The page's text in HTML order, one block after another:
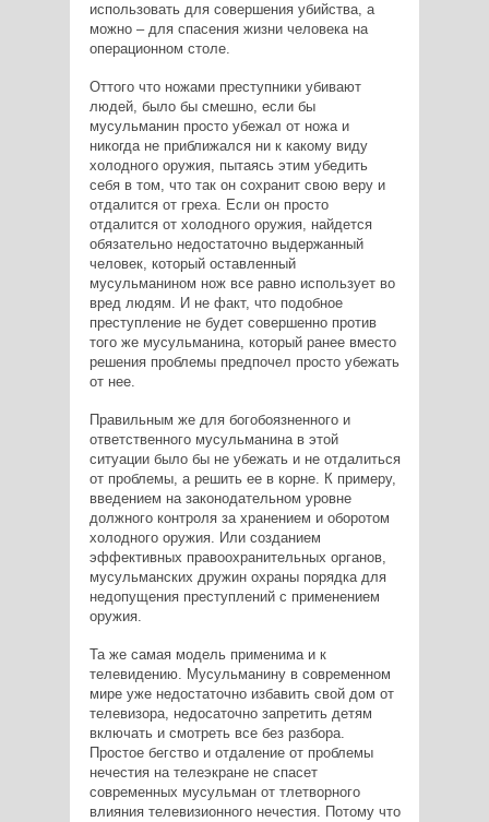
использовать для совершения убийства, а
можно – для спасения жизни человека на
операционном столе.
Оттого что ножами преступники убивают
людей, было бы смешно, если бы
мусульманин просто убежал от ножа и
никогда не приближался ни к какому виду
холодного оружия, пытаясь этим убедить
себя в том, что так он сохранит свою веру и
отдалится от греха. Если он просто
отдалится от холодного оружия, найдется
обязательно недостаточно выдержанный
человек, который оставленный
мусульманином нож все равно использует во
вред людям. И не факт, что подобное
преступление не будет совершенно против
того же мусульманина, который ранее вместо
решения проблемы предпочел просто убежать
от нее.
Правильным же для богобоязненного и
ответственного мусульманина в этой
ситуации было бы не убежать и не отдалиться
от проблемы, а решить ее в корне. К примеру,
введением на законодательном уровне
должного контроля за хранением и оборотом
холодного оружия. Или созданием
эффективных правоохранительных органов,
мусульманских дружин охраны порядка для
недопущения преступлений с применением
оружия.
Та же самая модель применима и к
телевидению. Мусульманину в современном
мире уже недостаточно избавить свой дом от
телевизора, недосаточно запретить детям
включать и смотреть все без разбора.
Простое бегство и отдаление от проблемы
нечестия на телеэкране не спасет
современных мусульман от тлетворного
влияния телевизионного нечестия. Потому что